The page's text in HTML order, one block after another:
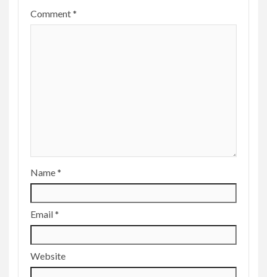
Comment*
Name*
Email*
Website